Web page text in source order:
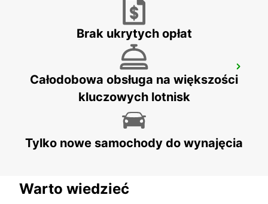
KOKSTAD - SOUTH AFRICA
Brak ukrytych opłat
Całodobowa obsługa na większości
kluczowych lotnisk
Tylko nowe samochody do wynajęcia
Warto wiedzieć